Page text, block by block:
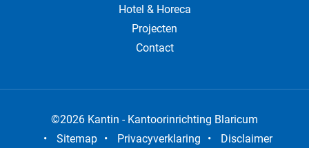
Hotel & Horeca
Projecten
Contact
©2026 Kantin - Kantoorinrichting Blaricum
•
Sitemap • Privacyverklaring • Disclaimer